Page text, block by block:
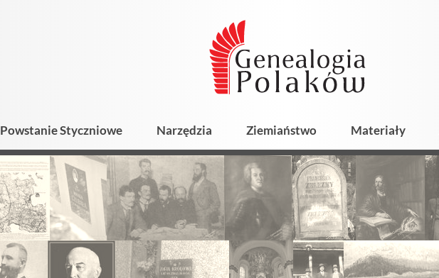
Powstanie Styczniowe Narzędzia Ziemiaństwo Materiały